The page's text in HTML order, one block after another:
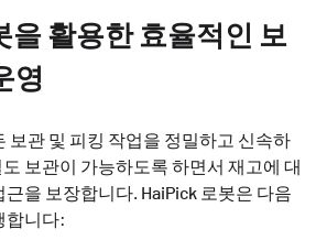
을 활용한 효율적인 보
영
보관 및 피킹 작업을 정밀하고 신속하
보관이 가능하도록 하면서 재고에 대
근을 보장합니다. HaiPick 로봇은 다음
합니다: